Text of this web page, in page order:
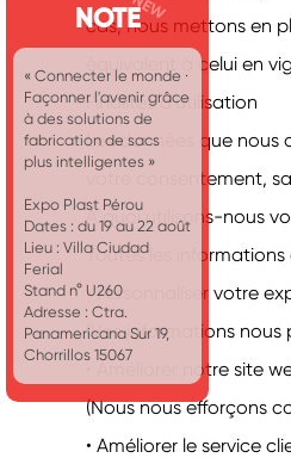
cas, nous mettons en
équivalent à celui en
Finalités d'utilisation
Les données que nous
votre consentement,
À quoi utilisons-nous
Toutes les
• Personnaliser votre
(Vos informations
• Améliorer notre site
(Nous nous efforçons
• Améliorer le service
NOTE
« Connecter le monde ·
Façonner l'avenir grâce
à des solutions de
fabrication de sacs
plus intelligentes »
Expo Plast Pérou
Dates : du 19 au 22 août
Lieu : Villa Ciudad
Ferial
Stand n° U260
Adresse : Ctra.
Panamericana Sur 19,
Chorrillos 15067